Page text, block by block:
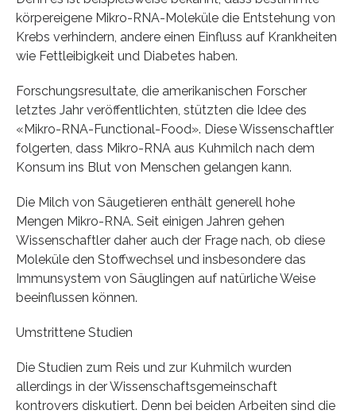
körpereigene Mikro-RNA-Moleküle die Entstehung von
Krebs verhindern, andere einen Einfluss auf Krankheiten
wie Fettleibigkeit und Diabetes haben.
Forschungsresultate, die amerikanischen Forscher
letztes Jahr veröffentlichten, stützten die Idee des
«Mikro-RNA-Functional-Food». Diese Wissenschaftler
folgerten, dass Mikro-RNA aus Kuhmilch nach dem
Konsum ins Blut von Menschen gelangen kann.
Die Milch von Säugetieren enthält generell hohe
Mengen Mikro-RNA. Seit einigen Jahren gehen
Wissenschaftler daher auch der Frage nach, ob diese
Moleküle den Stoffwechsel und insbesondere das
Immunsystem von Säuglingen auf natürliche Weise
beeinflussen können.
Umstrittene Studien
Die Studien zum Reis und zur Kuhmilch wurden
allerdings in der Wissenschaftsgemeinschaft
kontrovers diskutiert. Denn bei beiden Arbeiten sind die